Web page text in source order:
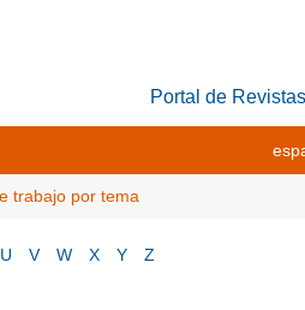
Portal de
trabajo por tema
U V W X Y Z